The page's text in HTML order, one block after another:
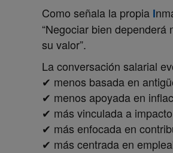
Como señala la propia I
“Negociar bien
su valor”.
La conversación salarial
✔ menos basada en
✔ menos apoyada en
✔ más vinculada a impacto
✔ más enfocada en
✔ más centrada en